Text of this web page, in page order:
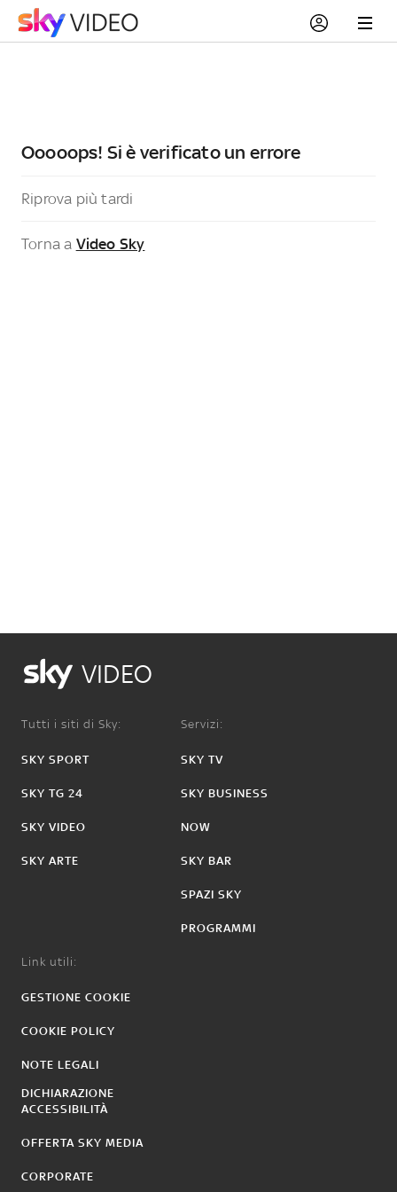
Ooooops! Si è verificato un errore
Riprova più tardi
Torna a Video Sky
VIDEO
Tutti i siti di Sky:
SKY SPORT
SKY TG 24
SKY VIDEO
SKY ARTE
Servizi:
SKY TV
SKY BUSINESS
NOW
SKY BAR
SPAZI SKY
PROGRAMMI
Link utili:
GESTIONE COOKIE
COOKIE POLICY
NOTE LEGALI
DICHIARAZIONE
ACCESSIBILITÀ
OFFERTA SKY MEDIA
CORPORATE